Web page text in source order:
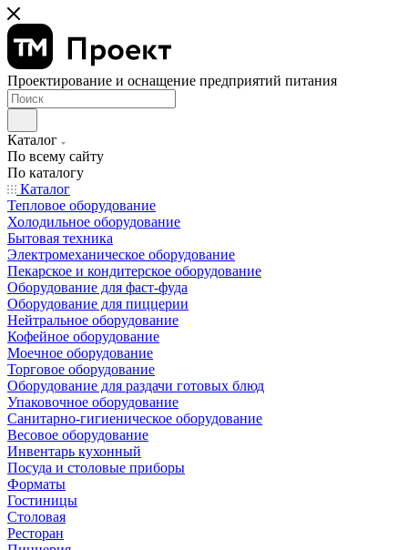
Проектирование и оснащение предприятий питания
Каталог
По всему сайту
По каталогу
Каталог
Тепловое оборудование
Холодильное оборудование
Бытовая техника
Электромеханическое оборудование
Пекарское и кондитерское оборудование
Оборудование для фаст-фуда
Оборудование для пиццерии
Нейтральное оборудование
Кофейное оборудование
Моечное оборудование
Торговое оборудование
Оборудование для раздачи готовых блюд
Упаковочное оборудование
Санитарно-гигиеническое оборудование
Весовое оборудование
Инвентарь кухонный
Посуда и столовые приборы
Форматы
Гостиницы
Столовая
Ресторан